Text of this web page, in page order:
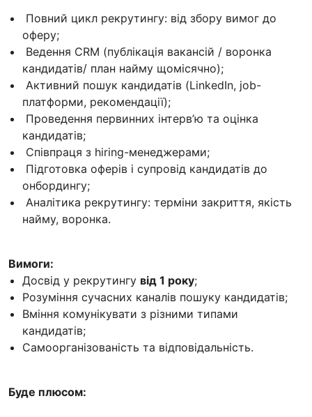
Повний цикл рекрутингу: від збору вимог до
оферу;
Ведення СRМ (публікація вакансій / воронка
кандидатів/ план найму щомісячно);
Активний пошук кандидатів (LinkedIn, job-
платформи, рекомендації);
Проведення первинних інтерв’ю та оцінка
кандидатів;
Співпраця з hiring-менеджерами;
Підготовка оферів і супровід кандидатів до
онбордингу;
Аналітика рекрутингу: терміни закриття, якість
найму, воронка.
Вимоги:
Досвід у рекрутингу від 1 року;
Розуміння сучасних каналів пошуку кандидатів;
Вміння комунікувати з різними типами
кандидатів;
Самоорганізованість та відповідальність.
Буде плюсом: